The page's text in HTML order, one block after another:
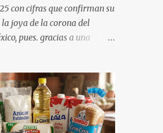
con cifras que confirman su
joya de la corona del
pues. gracias a una
promoción, la entidad
de año marcado por una
robusta, una
en ascenso y una